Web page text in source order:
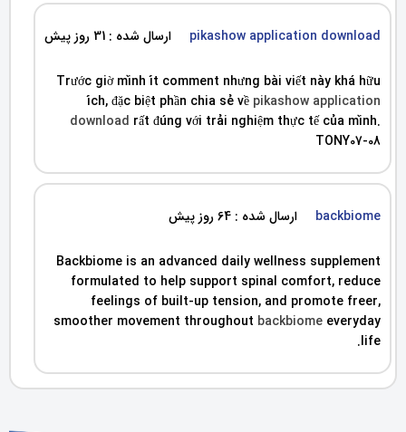
pikashow application download ارسال شده : 31 روز پیش
Trước giờ mình ít comment nhưng bài viết này khá hữu
ích, đặc biệt phần chia sẻ về pikashow application
download rất đúng với trải nghiệm thực tế của mình.
TONY07-08
backbiome ارسال شده : 64 روز پیش
Backbiome is an advanced daily wellness supplement
formulated to help support spinal comfort, reduce
feelings of built-up tension, and promote freer,
smoother movement throughout backbiome everyday
life.